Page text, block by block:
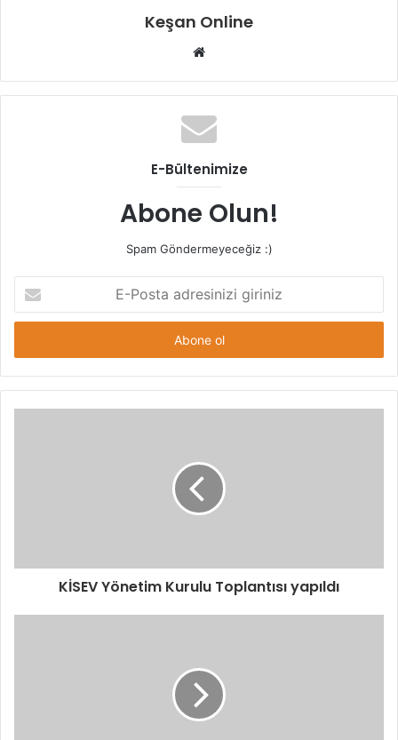
Keşan Online
Web
E-Bültenimize
Abone Olun!
Spam Göndermeyeceğiz :)
Posta
adresinizi
KİSEV Yönetim Kurulu Toplantısı yapıldı